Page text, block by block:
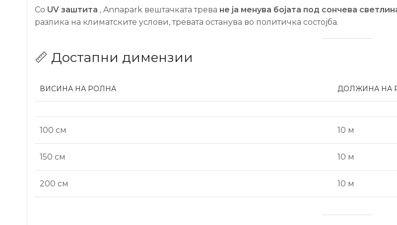
Со UV заштита , Annapark вештачката трева не ја менува бојата под сончева
разлика на климатските услови, тревата останува во политичка состојба.
📏 Достапни димензии
ВИСИНА НА РОЛНА ДОЛЖИНА НА
100 см 10 м
150 см 10 м
200 см 10 м